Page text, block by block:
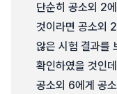
단순히 공소외 2
것이라면 공소외
않은 시험 결과를
확인하였을 것인
공소외 6에게 공